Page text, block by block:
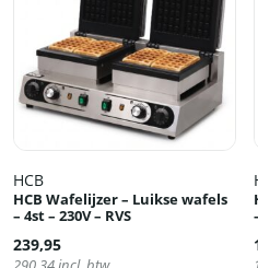
HCB
HCB Wafelijzer – Luikse wafels
– 4st – 230V – RVS
239,95